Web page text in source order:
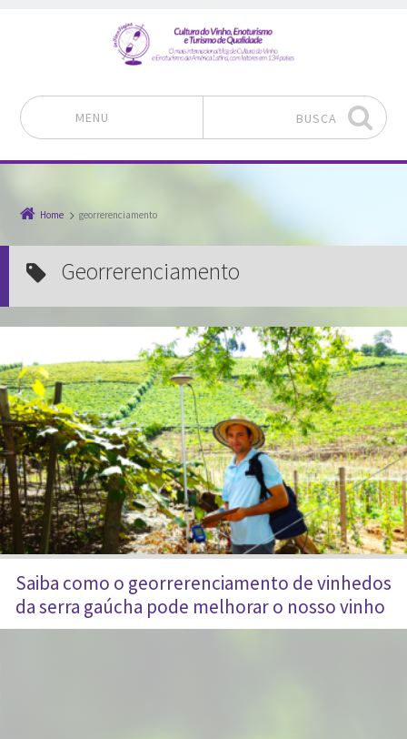
MENU BUSCA
Home georrerenciamento
georrerenciamento
Saiba como o georrerenciamento de vinhedos
da serra gaúcha pode melhorar o nosso vinho